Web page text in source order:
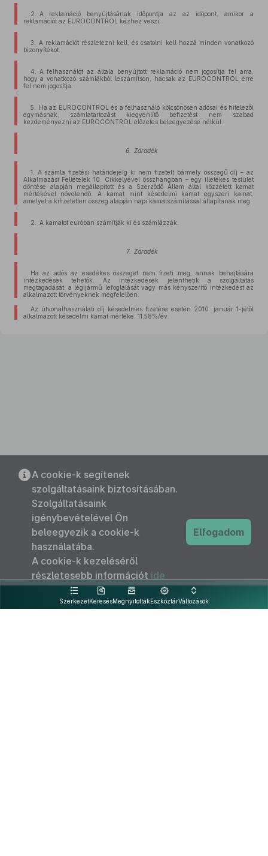
2. A reklamáció benyújtásának időpontja az az időpont, amikor a
reklamációt az EUROCONTROL kézhez veszi.
3. A reklamációt részletezni kell, és csatolni kell hozzá minden vonatkozó
bizonyítékot.
4. A felhasználót az általa benyújtott reklamáció nem jogosítja fel arra,
hogy a vonatkozó számlákból leszámítson, hacsak az EUROCONTROL erre
fel nem jogosítja.
5. Ha az EUROCONTROL és a felhasználó kölcsönösen adósai és hitelezői
egymásnak, számlatartozást kiegyenlítő befizetést nem szabad
kezdeményezni az EUROCONTROL előzetes beleegyezése nélkül.
6. Záradék
1. A számla fizetési határidejéig ki nem fizetett bármely összegű díj – az
Alkalmazási Feltételek 10. Cikkelyével összhangban – egy illetékes testület
döntése alapján megállapított és a Szerződő Állam által közzétett kamat
mértékével növelendő. A kamat mint késedelmi kamat egyszeri kamat,
amelyet a kifizetetlen összeg alapján napi kamatszámítással állapítanak meg.
2. A kamatot euróban számítják ki és számlázzák.
7. Záradék
Ha az adós az esedékes összeget nem fizeti meg, annak behajtására
intézkedések tehetők. Az intézkedések jelenthetik a szolgáltatás
megtagadását, a légijármű lefoglalását vagy más kényszerítő intézkedést az
alkalmazott törvényeknek megfelelően.
Az útvonalhasználati díj késedelmes fizetése esetén 2010. január 1-jétől
alkalmazott késedelmi kamat mértéke: 11,58%/év.
SzerkezetKeresésMegnyitottakEszköztárVáltozások
A cookie-k segítenek
szolgáltatásaink biztosításában.
Szolgáltatásaink
igénybevételével Ön
beleegyezik a cookie-k
használatába.
A cookie-k kezeléséről
részletesebb információt ide
kattintva olvashat.
Elfogadom